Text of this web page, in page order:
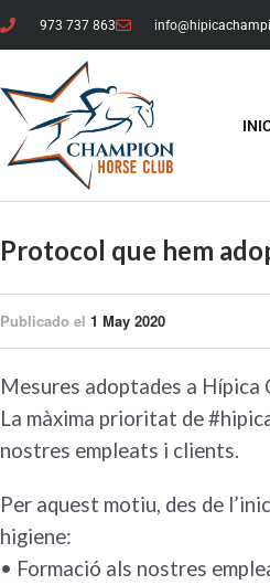
973 737 863
Protocol que hem
Publicado el 1 May 2020
Mesures adoptades a
La màxima prioritat de
nostres empleats i clients.
Per aquest motiu, des de
higiene:
• Formació als nostres